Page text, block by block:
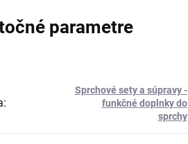
parametre
:
Sprchové sety a súpravy -
funkčné doplnky do
sprchy